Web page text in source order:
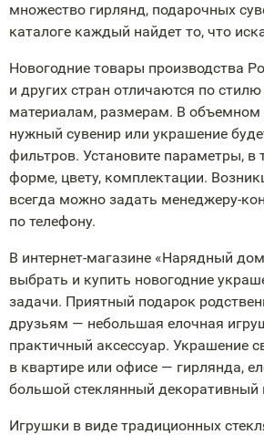
множество гирлянд, подарочных
каталоге каждый найдет то, что
Новогодние товары производства
и других стран отличаются по
материалам, размерам. В объемном
нужный сувенир или украшение
фильтров. Установите параметры, в
форме, цвету, комплектации.
всегда можно задать менеджеру-
по телефону.
В интернет-магазине «Нарядный
выбрать и купить новогодние
задачи. Приятный подарок
друзьям — небольшая елочная
практичный аксессуар. Украшение
в квартире или офисе — гирлянда,
большой стеклянный декоративный
Игрушки в виде традиционных